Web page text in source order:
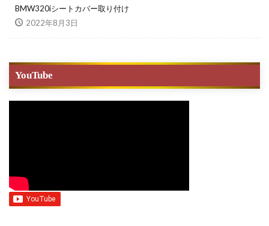
BMW320iシートカバー取り付け
2022年8月3日
YouTube